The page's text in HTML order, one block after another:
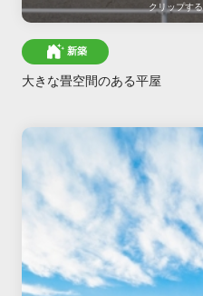
クリップする
新築
大きな畳空間のある平屋